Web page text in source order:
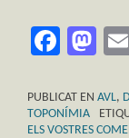
PUBLICAT EN AVL,
TOPONÍMIA
ELS VOSTRES